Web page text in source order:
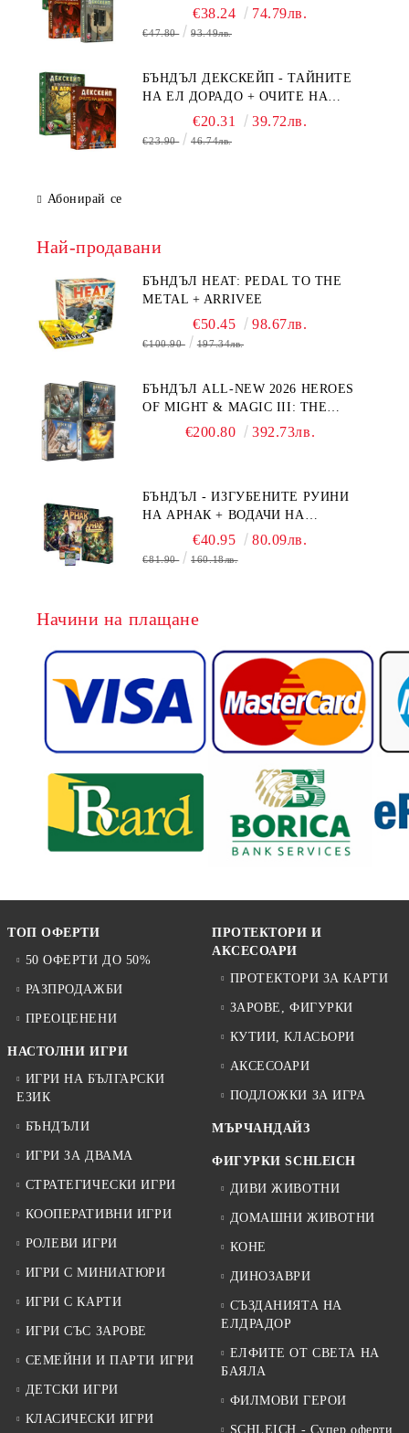
БЯГСТВО ОТ АЛКАТРАЗ +
ТАЙНИТЕ НА ЕЛ ДОРАДО +
€38.24 74.79лв.
€47.80 93.49лв.
БЪНДЪЛ ДЕКСКЕЙП - ТАЙНИТЕ
НА ЕЛ ДОРАДО + ОЧИТЕ НА
ДРАКОНА€20.31 39.72лв.
€23.90 46.74лв.
Абонирай се
Най-продавани
БЪНДЪЛ HEAT: PEDAL TO THE
METAL + ARRIVEE
€50.45 98.67лв.
€100.90 197.34лв.
БЪНДЪЛ ALL-NEW 2026 HEROES
OF MIGHT & MAGIC III: THE
BOARD GAME EXPANSIONS -
€200.80 392.73лв.
БЪНДЪЛ - ИЗГУБЕНИТЕ РУИНИ
НА АРНАК + ВОДАЧИ НА
ЕКСПЕДИЦИИ + ПРОМО КАРТИ
БЕЗПЛАТНО
€40.95 80.09лв.
€81.90 160.18лв.
Начини на плащане
ТОП ОФЕРТИ
50 ОФЕРТИ ДО 50%
РАЗПРОДАЖБИ
ПРЕОЦЕНЕНИ
НАСТОЛНИ ИГРИ
ИГРИ НА БЪЛГАРСКИ
ЕЗИК
БЪНДЪЛИ
ИГРИ ЗА ДВАМА
СТРАТЕГИЧЕСКИ ИГРИ
КООПЕРАТИВНИ ИГРИ
РОЛЕВИ ИГРИ
ИГРИ С МИНИАТЮРИ
ИГРИ С КАРТИ
ИГРИ СЪС ЗАРОВЕ
СЕМЕЙНИ И ПАРТИ ИГРИ
ДЕТСКИ ИГРИ
КЛАСИЧЕСКИ ИГРИ
ПРОТЕКТОРИ И
АКСЕСОАРИ
ПРОТЕКТОРИ ЗА КАРТИ
ЗАРОВЕ, ФИГУРКИ
КУТИИ, КЛАСЬОРИ
АКСЕСОАРИ
ПОДЛОЖКИ ЗА ИГРА
МЪРЧАНДАЙЗ
ФИГУРКИ SCHLEICH
ДИВИ ЖИВОТНИ
ДОМАШНИ ЖИВОТНИ
КОНЕ
ДИНОЗАВРИ
СЪЗДАНИЯТА НА
ЕЛДРАДОР
ЕЛФИТЕ ОТ СВЕТА НА
БАЯЛА
ФИЛМОВИ ГЕРОИ
SCHLEICH - Супер оферти